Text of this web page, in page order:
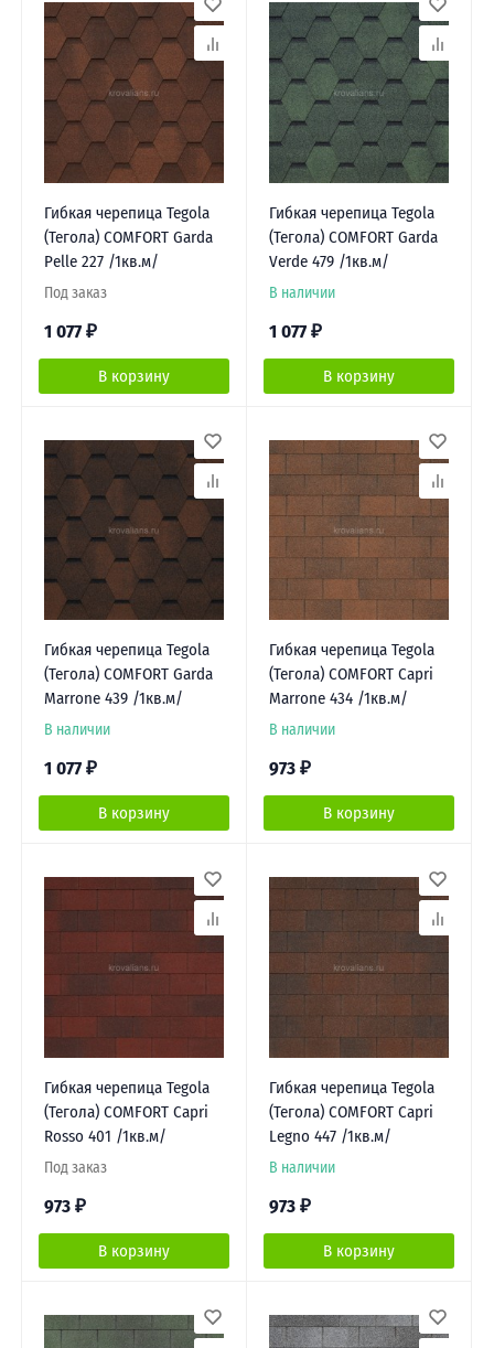
Гибкая черепица Tegola
(Тегола) COMFORT Garda
Pelle 227 /1кв.м/
Под заказ
1 077 ₽
В корзину
Гибкая черепица Tegola
(Тегола) COMFORT Garda
Verde 479 /1кв.м/
В наличии
1 077 ₽
В корзину
Гибкая черепица Tegola
(Тегола) COMFORT Garda
Marrone 439 /1кв.м/
В наличии
1 077 ₽
В корзину
Гибкая черепица Tegola
(Тегола) COMFORT Capri
Marrone 434 /1кв.м/
В наличии
973 ₽
В корзину
Гибкая черепица Tegola
(Тегола) COMFORT Capri
Rosso 401 /1кв.м/
Под заказ
973 ₽
В корзину
Гибкая черепица Tegola
(Тегола) COMFORT Capri
Legno 447 /1кв.м/
В наличии
973 ₽
В корзину